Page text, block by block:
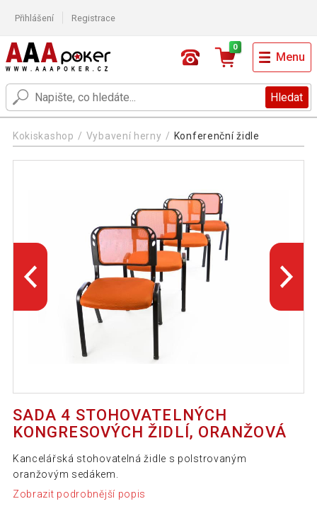
Přihlášení Registrace
Hledat
0
Menu
Kokiskashop Vybavení herny Konferenční židle
SADA 4 STOHOVATELNÝCH
KONGRESOVÝCH ŽIDLÍ, ORANŽOVÁ
Kancelářská stohovatelná židle s polstrovaným
oranžovým sedákem.
Zobrazit podrobnější popis